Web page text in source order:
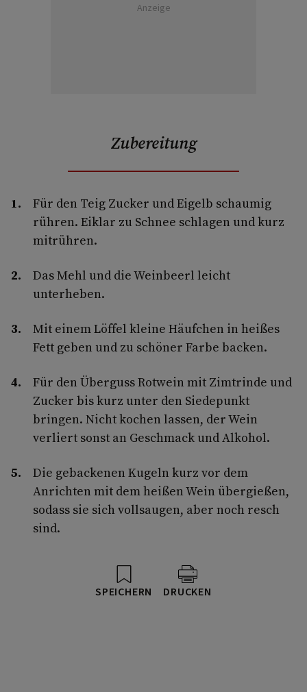
Anzeige
Zubereitung
Für den Teig Zucker und Eigelb schaumig
rühren. Eiklar zu Schnee schlagen und kurz
mitrühren.
Das Mehl und die Weinbeerl leicht
unterheben.
Mit einem Löffel kleine Häufchen in heißes
Fett geben und zu schöner Farbe backen.
Für den Überguss Rotwein mit Zimtrinde und
Zucker bis kurz unter den Siedepunkt
bringen. Nicht kochen lassen, der Wein
verliert sonst an Geschmack und Alkohol.
Die gebackenen Kugeln kurz vor dem
Anrichten mit dem heißen Wein übergießen,
sodass sie sich vollsaugen, aber noch resch
sind.
SPEICHERN DRUCKEN